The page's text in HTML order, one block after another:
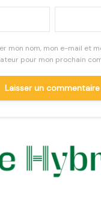
mon nom, mon e-mail et
pour mon prochain